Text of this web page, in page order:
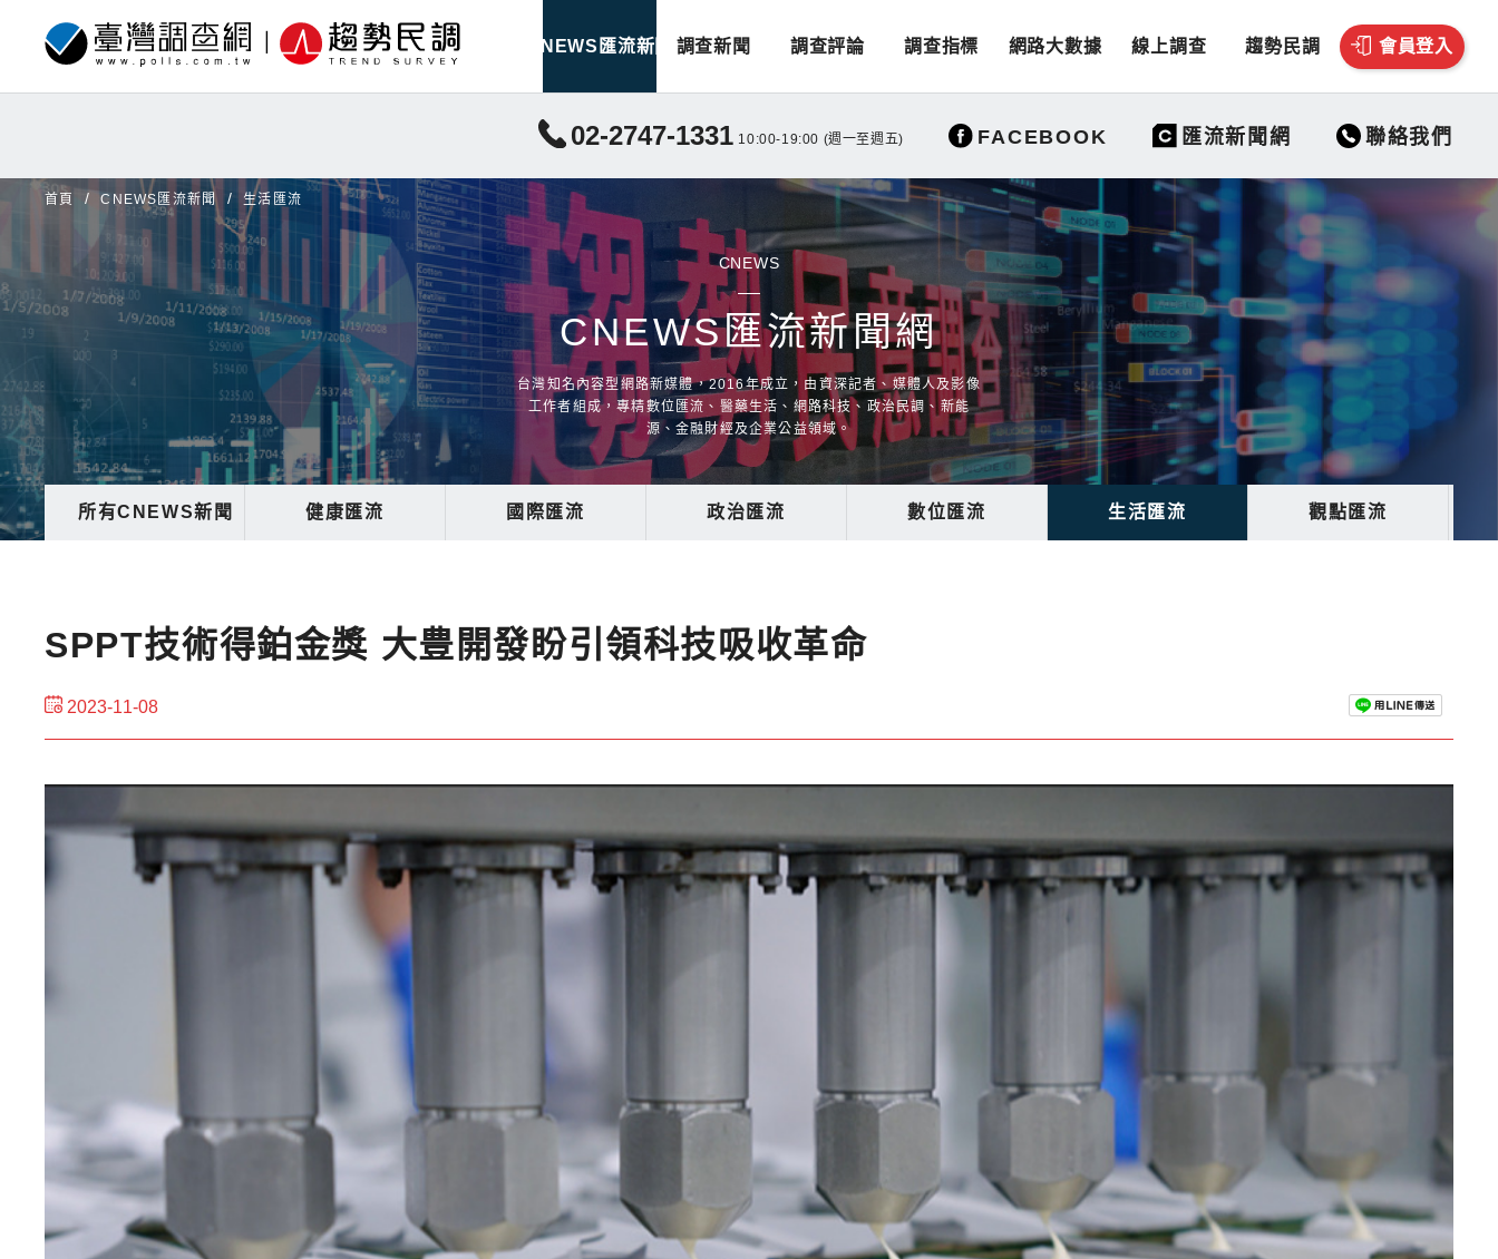
CNEWS匯流新聞 調查新聞 調查評論 調查指標 網路大數據 線上調查 趨勢民調 會員登入
02-2747-1331 10:00-19:00 (週一至週五) FACEBOOK 匯流新聞網 聯絡我們
首頁 CNEWS匯流新聞 生活匯流
CNEWS
CNEWS匯流新聞網
台灣知名內容型網路新媒體，2016年成立，由資深記者、媒體人及影像
工作者組成，專精數位匯流、醫藥生活、網路科技、政治民調、新能
源、金融財經及企業公益領域。
所有CNEWS新聞 健康匯流 國際匯流 政治匯流 數位匯流 生活匯流 觀點匯流
SPPT技術得鉑金獎 大豊開發盼引領科技吸收革命
2023-11-08